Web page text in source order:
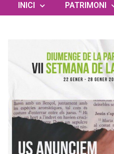
INICI PATRIMONI